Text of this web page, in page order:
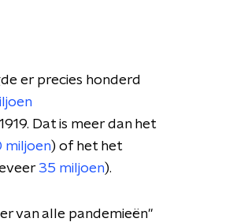
er precies honderd
Dat is meer dan het
miljoen) of het het
35 miljoen).
van alle pandemieën"